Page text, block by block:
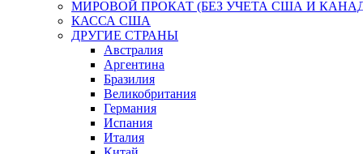
МИРОВОЙ ПРОКАТ (БЕЗ УЧЕТА США И
КАССА США
ДРУГИЕ СТРАНЫ
Австралия
Аргентина
Бразилия
Великобритания
Германия
Испания
Италия